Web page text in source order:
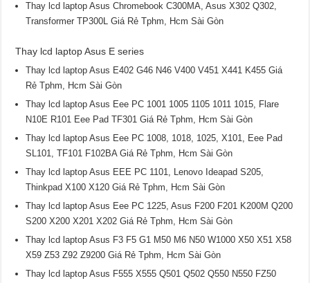
Thay lcd laptop Asus Chromebook C300MA, Asus X302 Q302,
Transformer TP300L Giá Rẻ Tphm, Hcm Sài Gòn
Thay lcd laptop Asus E series
Thay lcd laptop Asus E402 G46 N46 V400 V451 X441 K455 Giá
Rẻ Tphm, Hcm Sài Gòn
Thay lcd laptop Asus Eee PC 1001 1005 1105 1011 1015, Flare
N10E R101 Eee Pad TF301 Giá Rẻ Tphm, Hcm Sài Gòn
Thay lcd laptop Asus Eee PC 1008, 1018, 1025, X101, Eee Pad
SL101, TF101 F102BA Giá Rẻ Tphm, Hcm Sài Gòn
Thay lcd laptop Asus EEE PC 1101, Lenovo Ideapad S205,
Thinkpad X100 X120 Giá Rẻ Tphm, Hcm Sài Gòn
Thay lcd laptop Asus Eee PC 1225, Asus F200 F201 K200M Q200
S200 X200 X201 X202 Giá Rẻ Tphm, Hcm Sài Gòn
Thay lcd laptop Asus F3 F5 G1 M50 M6 N50 W1000 X50 X51 X58
X59 Z53 Z92 Z9200 Giá Rẻ Tphm, Hcm Sài Gòn
Thay lcd laptop Asus F555 X555 Q501 Q502 Q550 N550 FZ50